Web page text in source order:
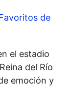
de
el estadio
del Río
emoción y